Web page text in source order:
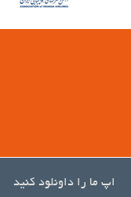
اپ ما را داونلود کنید